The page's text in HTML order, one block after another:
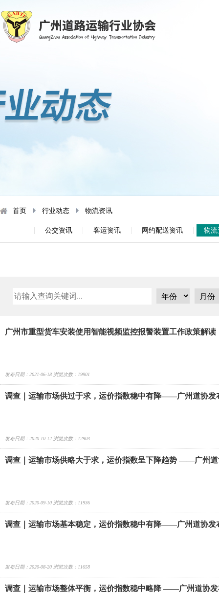
首页 行业动态 物流资讯
物流
|
网约配送资讯
|
客运资讯
|
公交资讯
|
广州市重型货车安装使用智能视频监控报警装置工作政策解读
发布日期：2021-06-18 浏览次数：19901
调查｜运输市场供过于求，运价指数稳中有降——广州道协发
发布日期：2020-10-12 浏览次数：12903
调查｜运输市场供略大于求，运价指数呈下降趋势 ——广州道
发布日期：2020-09-10 浏览次数：11936
调查｜运输市场基本稳定，运价指数稳中有降——广州道协发
发布日期：2020-08-20 浏览次数：11658
调查｜运输市场整体平衡，运价指数稳中略降 ——广州道协发